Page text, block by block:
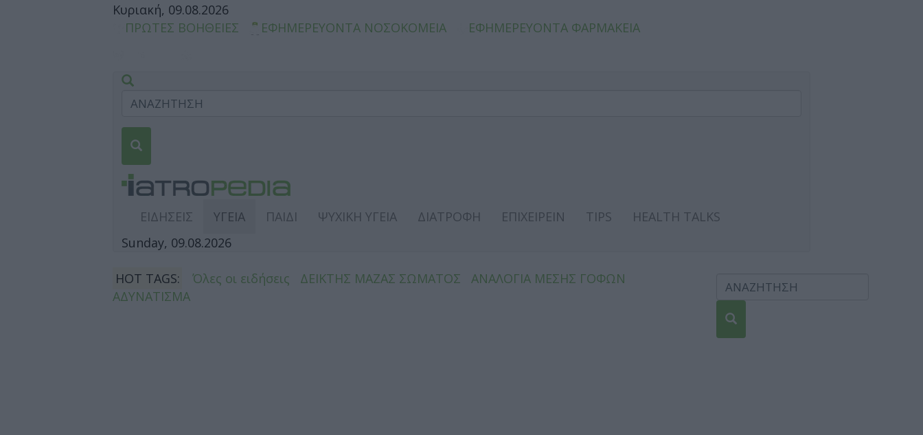
Κυριακή, 09.08.2026
ΠΡΩΤΕΣ ΒΟΗΘΕΙΕΣ
ΕΦΗΜΕΡΕΥΟΝΤΑ ΝΟΣΟΚΟΜΕΙΑ ΕΦΗΜΕΡΕΥΟΝΤΑ ΦΑΡΜΑΚΕΙΑ
ΕΙΔΗΣΕΙΣ ΥΓΕΙΑ ΠΑΙΔΙ ΨΥΧΙΚΗ ΥΓΕΙΑ ΔΙΑΤΡΟΦΗ ΕΠΙΧΕΙΡΕΙΝ TIPS
HEALTH TALKS
Sunday, 09.08.2026
HOT TAGS: Όλες οι ειδήσεις ΔΕΙΚΤΗΣ ΜΑΖΑΣ ΣΩΜΑΤΟΣ
ΑΝΑΛΟΓΙΑ ΜΕΣΗΣ ΓΟΦΩΝ
ΑΔΥΝΑΤΙΣΜΑ